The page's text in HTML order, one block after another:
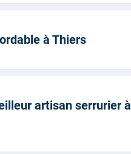
à Thiers
artisan serrurier à